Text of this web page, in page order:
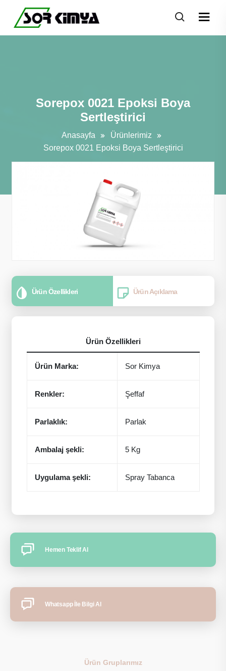
Sorepox 0021 Epoksi Boya
Sertleştirici
Anasayfa
Ürünlerimiz
Sorepox 0021 Epoksi Boya Sertleştirici
Ürün Özellikleri Ürün Açıklama
Ürün Özellikleri
Ürün Marka: Sor Kimya
Renkler: Şeffaf
Parlaklık: Parlak
Ambalaj şekli: 5 Kg
Uygulama şekli: Spray Tabanca
Hemen Teklif Al
Whatsapp İle Bilgi Al
Ürün Gruplarımız